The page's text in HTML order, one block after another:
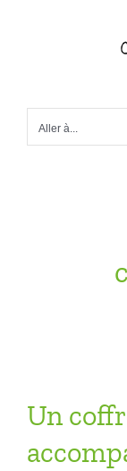
Aller à...
Un